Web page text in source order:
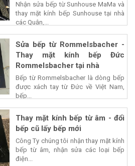
Nhận sửa bếp từ Sunhouse MaMa và
thay mặt kính bếp Sunhouse tại nhà
các Quận,...
Sửa bếp từ Rommelsbacher -
Thay mặt kính bếp Đức
Rommelsbacher tại nhà
Bếp từ Rommelsbacher là dòng bếp
được xách tay từ Đức về Việt Nam,
bếp...
Thay mặt kính bếp từ âm - đổi
bếp cũ lấy bếp mới
Công Ty chúng tôi nhận thay mặt kính
bếp từ âm, nhận sửa các loại bếp
điện...